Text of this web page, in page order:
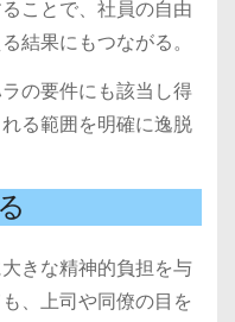
ことで、社員の自由
結果にもつながる。
の要件にも該当し得
る範囲を明確に逸脱
きな精神的負担を与
、上司や同僚の目を